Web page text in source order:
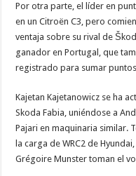
Por otra parte, el líder en
en un Citroën C3, pero
ventaja sobre su rival de
ganador en Portugal, que
registrado para sumar
Kajetan Kajetanowicz se ha
Skoda Fabia, uniéndose a
Pajari en maquinaria similar.
la carga de WRC2 de
Grégoire Munster toman el